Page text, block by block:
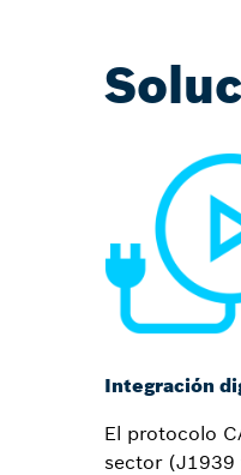
Integración
El protocolo
sector (J1939